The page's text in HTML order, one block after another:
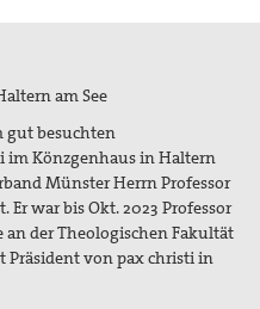
am See
gut besuchten
im Könzgenhaus in Haltern
Münster Herrn Professor
Er war bis Okt. 2023 Professor
der Theologischen Fakultät
Präsident von pax christi in